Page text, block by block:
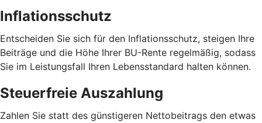
Inflationsschutz
Entscheiden Sie sich für den Inflationsschutz, steigen Ihre
Beiträge und die Höhe Ihrer BU-Rente regelmäßig, sodass
Sie im Leistungsfall Ihren Lebensstandard halten können.
Steuerfreie Auszahlung
Zahlen Sie statt des günstigeren Nettobeitrags den etwas